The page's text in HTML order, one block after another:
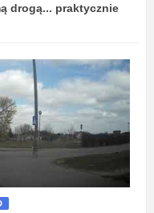
drogą... praktycznie